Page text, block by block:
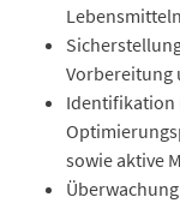
Lebensmitteln
Vorbereitung
Identifikation
sowie aktive